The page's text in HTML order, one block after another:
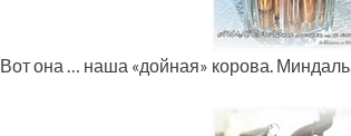
Вот она … наша «дойная» корова. Миндаль.